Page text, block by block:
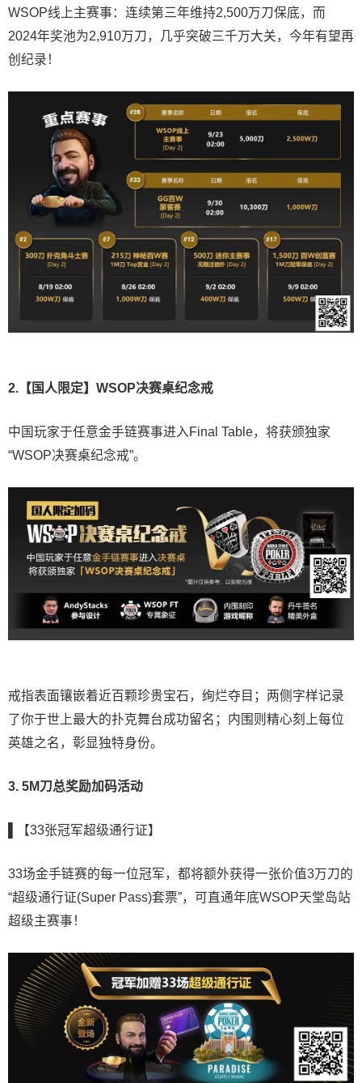
WSOP线上主赛事：连续第三年维持2,500万刀保底，而
2024年奖池为2,910万刀，几乎突破三千万大关，今年有望再
创纪录！
2.【国人限定】WSOP决赛桌纪念戒
中国玩家于任意金手链赛事进入Final Table，将获颁独家
“WSOP决赛桌纪念戒”。
戒指表面镶嵌着近百颗珍贵宝石，绚烂夺目；两侧字样记录
了你于世上最大的扑克舞台成功留名；内围则精心刻上每位
英雄之名，彰显独特身份。
3. 5M刀总奖励加码活动
▌【33张冠军超级通行证】
33场金手链赛的每一位冠军，都将额外获得一张价值3万刀的
“超级通行证(Super Pass)套票”，可直通年底WSOP天堂岛站
超级主赛事！